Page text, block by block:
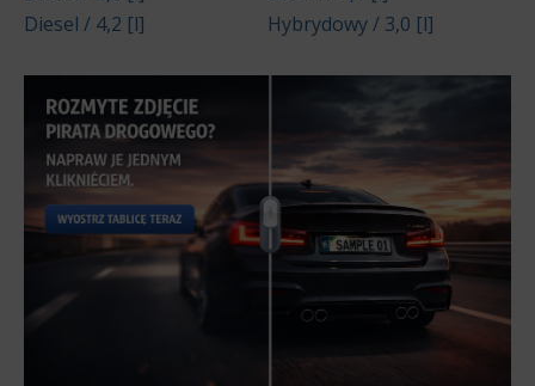
Diesel / 4,2 [l]
Hybrydowy / 3,0 [l]